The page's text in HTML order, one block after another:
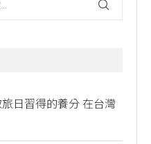
日習得的養分 在台灣